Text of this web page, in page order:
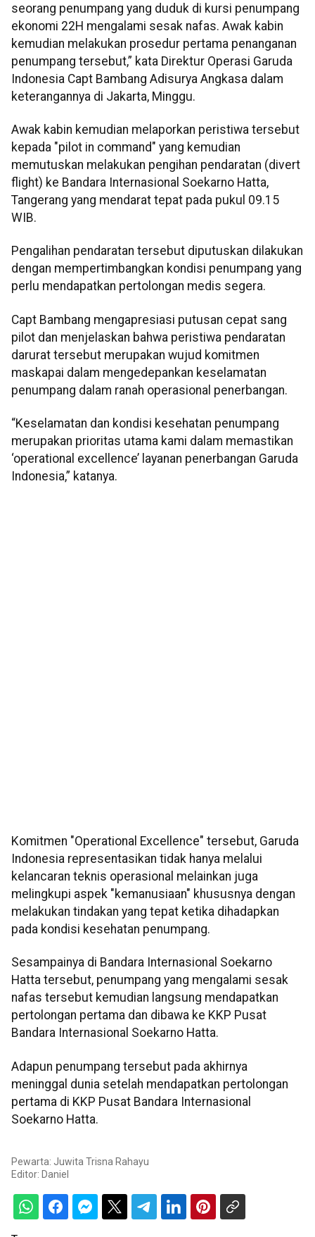
seorang penumpang yang duduk di kursi penumpang
ekonomi 22H mengalami sesak nafas. Awak kabin
kemudian melakukan prosedur pertama penanganan
penumpang tersebut,” kata Direktur Operasi Garuda
Indonesia Capt Bambang Adisurya Angkasa dalam
keterangannya di Jakarta, Minggu.
Awak kabin kemudian melaporkan peristiwa tersebut
kepada "pilot in command" yang kemudian
memutuskan melakukan pengihan pendaratan (divert
flight) ke Bandara Internasional Soekarno Hatta,
Tangerang yang mendarat tepat pada pukul 09.15
WIB.
Pengalihan pendaratan tersebut diputuskan dilakukan
dengan mempertimbangkan kondisi penumpang yang
perlu mendapatkan pertolongan medis segera.
Capt Bambang mengapresiasi putusan cepat sang
pilot dan menjelaskan bahwa peristiwa pendaratan
darurat tersebut merupakan wujud komitmen
maskapai dalam mengedepankan keselamatan
penumpang dalam ranah operasional penerbangan.
“Keselamatan dan kondisi kesehatan penumpang
merupakan prioritas utama kami dalam memastikan
‘operational excellence’ layanan penerbangan Garuda
Indonesia,” katanya.
Komitmen "Operational Excellence" tersebut, Garuda
Indonesia representasikan tidak hanya melalui
kelancaran teknis operasional melainkan juga
melingkupi aspek "kemanusiaan" khususnya dengan
melakukan tindakan yang tepat ketika dihadapkan
pada kondisi kesehatan penumpang.
Sesampainya di Bandara Internasional Soekarno
Hatta tersebut, penumpang yang mengalami sesak
nafas tersebut kemudian langsung mendapatkan
pertolongan pertama dan dibawa ke KKP Pusat
Bandara Internasional Soekarno Hatta.
Adapun penumpang tersebut pada akhirnya
meninggal dunia setelah mendapatkan pertolongan
pertama di KKP Pusat Bandara Internasional
Soekarno Hatta.
Pewarta: Juwita Trisna Rahayu
Editor: Daniel